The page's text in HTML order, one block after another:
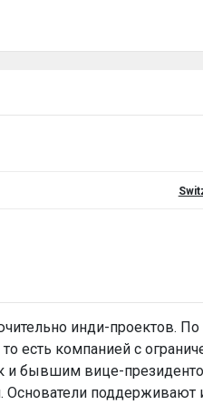
инди-проектов.
есть компанией с
бывшим вице-
Основатели